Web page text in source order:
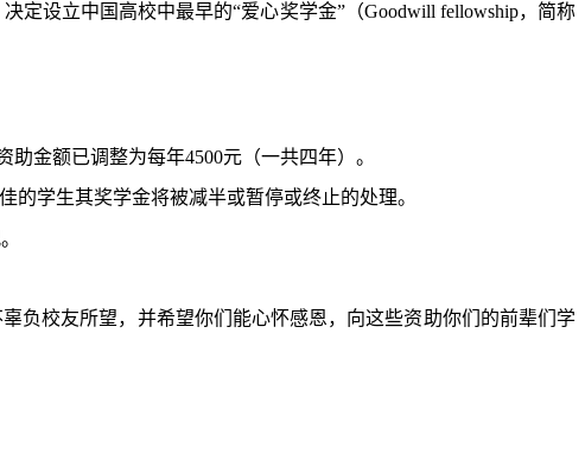
定设立中国高校中最早的“爱心奖学金”（Goodwill fellowship，简称
助金额已调整为每年4500元（一共四年）。
的学生其奖学金将被减半或暂停或终止的处理。
负校友所望，并希望你们能心怀感恩，向这些资助你们的前辈们学